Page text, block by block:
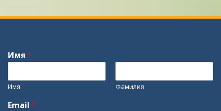
Имя *
Имя Фамилия
Email *